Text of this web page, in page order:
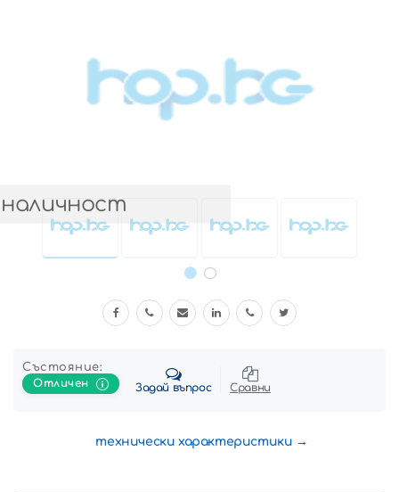
Състояние:
Отличен
Задай въпрос Сравни
технически характеристики